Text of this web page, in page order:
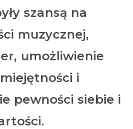
szansą na
muzycznej,
umożliwienie
i
pewności siebie i